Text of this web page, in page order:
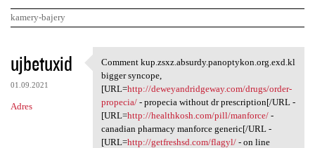
kamery-bajery
K
o
m
e
ujbetuxid
01.09.2021
Adres
Comment kup.zsxz.absurdy
Comment kup.zsxz.absurdy.panoptykon.org.exd.kl
bigger syncope,
[URL=http://deweyandridgeway.com/drugs/order-
propecia/- propecia without dr prescription[/URL -
[URL=http://healthkosh.com/pill/manforce/-
canadian pharmacy manforce generic[/URL -
[URL=http://getfreshsd.com/flagyl/- on line